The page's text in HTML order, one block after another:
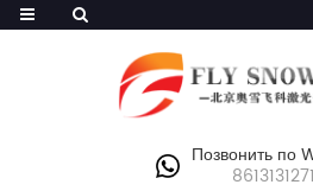
Позвонить по